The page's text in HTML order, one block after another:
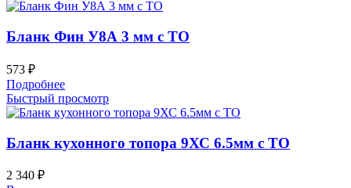
Бланк Фин У8А 3 мм с ТО
573 ₽
Подробнее
Быстрый просмотр
Бланк кухонного топора 9ХС 6.5мм с ТО
2 340 ₽